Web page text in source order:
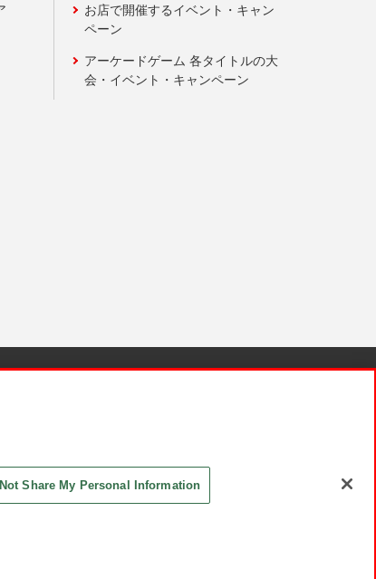
お店で開催するイベント・キャン
ペーン
アーケードゲーム 各タイトルの大
会・イベント・キャンペーン
Share My Personal Information